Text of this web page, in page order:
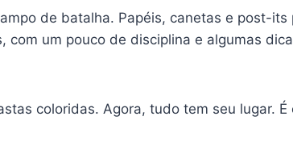
de batalha. Papéis, canetas e post-its
com um pouco de disciplina e algumas
coloridas. Agora, tudo tem seu lugar.